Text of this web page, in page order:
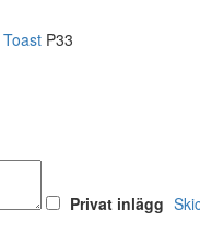
Toast P33
Privat inlägg